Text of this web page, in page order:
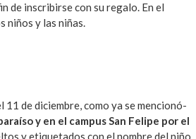
de inscribirse con su regalo. En el
niños y las niñas.
de diciembre, como ya se mencionó-
y en el campus San Felipe por el
y etiquetados con el nombre del niño